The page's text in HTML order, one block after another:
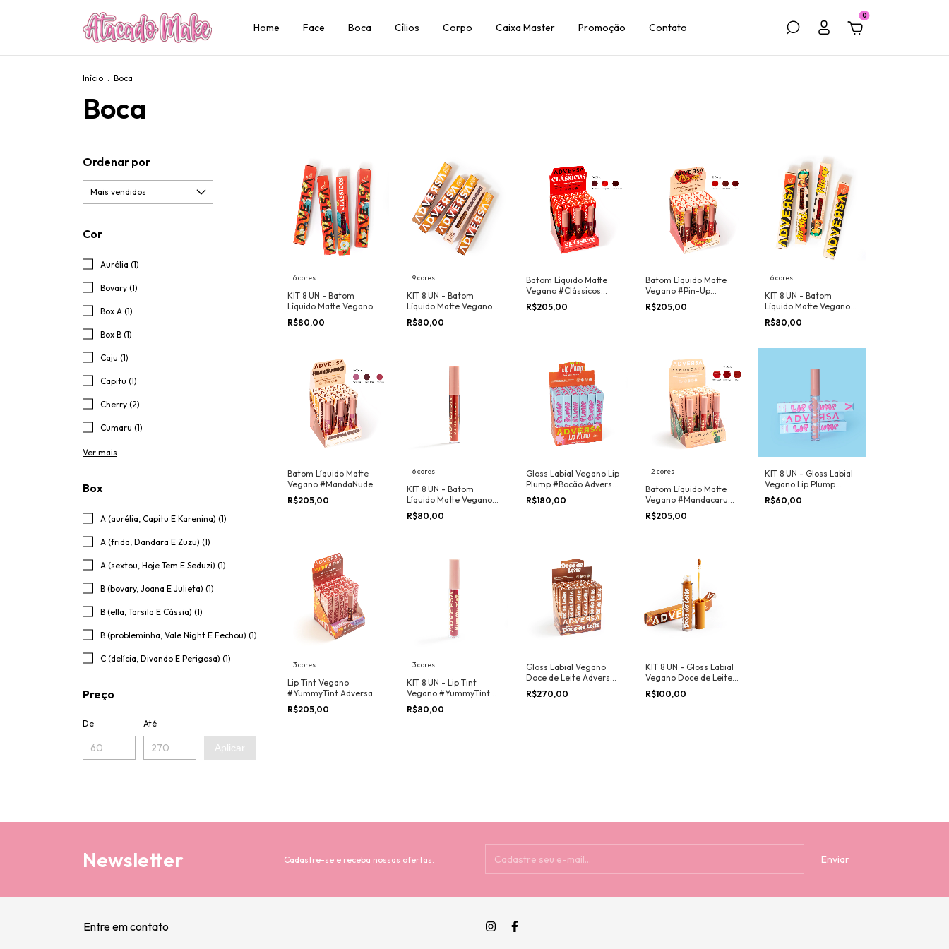
Home Face Boca Cílios Corpo Caixa Master Promoção Contato
0
Início . Boca
Boca
Ordenar por
Cor
Aurélia (1)
Bovary (1)
Box A (1)
Box B (1)
Caju (1)
Capitu (1)
Cherry (2)
Cumaru (1)
Ver mais
Box
A (aurélia, Capitu E Karenina) (1)
A (frida, Dandara E Zuzu) (1)
A (sextou, Hoje Tem E Seduzi) (1)
B (bovary, Joana E Julieta) (1)
B (ella, Tarsila E Cássia) (1)
B (probleminha, Vale Night E Fechou) (1)
C (delícia, Divando E Perigosa) (1)
Preço
De Até
Aplicar
6 cores
KIT 8 UN - Batom
Líquido Matte Vegano
#Clássicos Adversa
Makeup - POR COR
R$80,00
9 cores
KIT 8 UN - Batom
Líquido Matte Vegano
#MandaNudes Adversa
Makeup - POR COR
R$80,00
Batom Líquido Matte
Vegano #Clássicos
Adversa Makeup - BOX
24UN + Provadores
R$205,00
Batom Líquido Matte
Vegano #Pin-Up
Adversa Makeup - BOX
24UN + Provadores
R$205,00
6 cores
KIT 8 UN - Batom
Líquido Matte Vegano
#Pin-Up Adversa
Makeup - POR COR
R$80,00
Batom Líquido Matte
Vegano #MandaNudes
Adversa Makeup - BOX
24UN + Provadores
R$205,00
6 cores
KIT 8 UN - Batom
Líquido Matte Vegano
#Mandacaru Adversa
Makeup - POR COR
R$80,00
Gloss Labial Vegano Lip
Plump #Bocão Adversa
Makeup - BOX 24UN
R$180,00
2 cores
Batom Líquido Matte
Vegano #Mandacaru
Adversa Makeup - BOX
24UN + Provadores
R$205,00
KIT 8 UN - Gloss Labial
Vegano Lip Plump
#Bocão Adversa
Makeup
R$60,00
3 cores
Lip Tint Vegano
#YummyTint Adversa
Makeup - BOX 24 UN +
Provador
R$205,00
3 cores
KIT 8 UN - Lip Tint
Vegano #YummyTint
Adversa Makeup
R$80,00
Gloss Labial Vegano
Doce de Leite Adversa
Makeup - BOX 24UN
R$270,00
KIT 8 UN - Gloss Labial
Vegano Doce de Leite
Adversa Makeup
R$100,00
Newsletter Cadastre-se e receba nossas ofertas.
Entre em contato